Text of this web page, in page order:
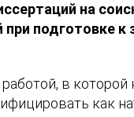
на
при подготовке
в
как